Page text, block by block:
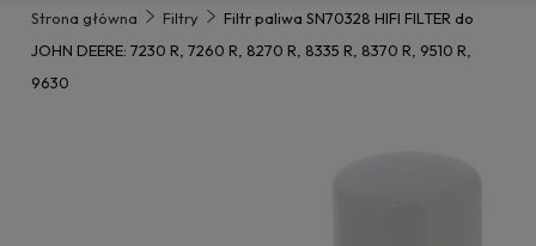
Strona główna Filtry
Filtr paliwa SN70328 HIFI FILTER do
JOHN DEERE: 7230 R, 7260 R, 8270 R, 8335 R, 8370 R, 9510 R,
9630